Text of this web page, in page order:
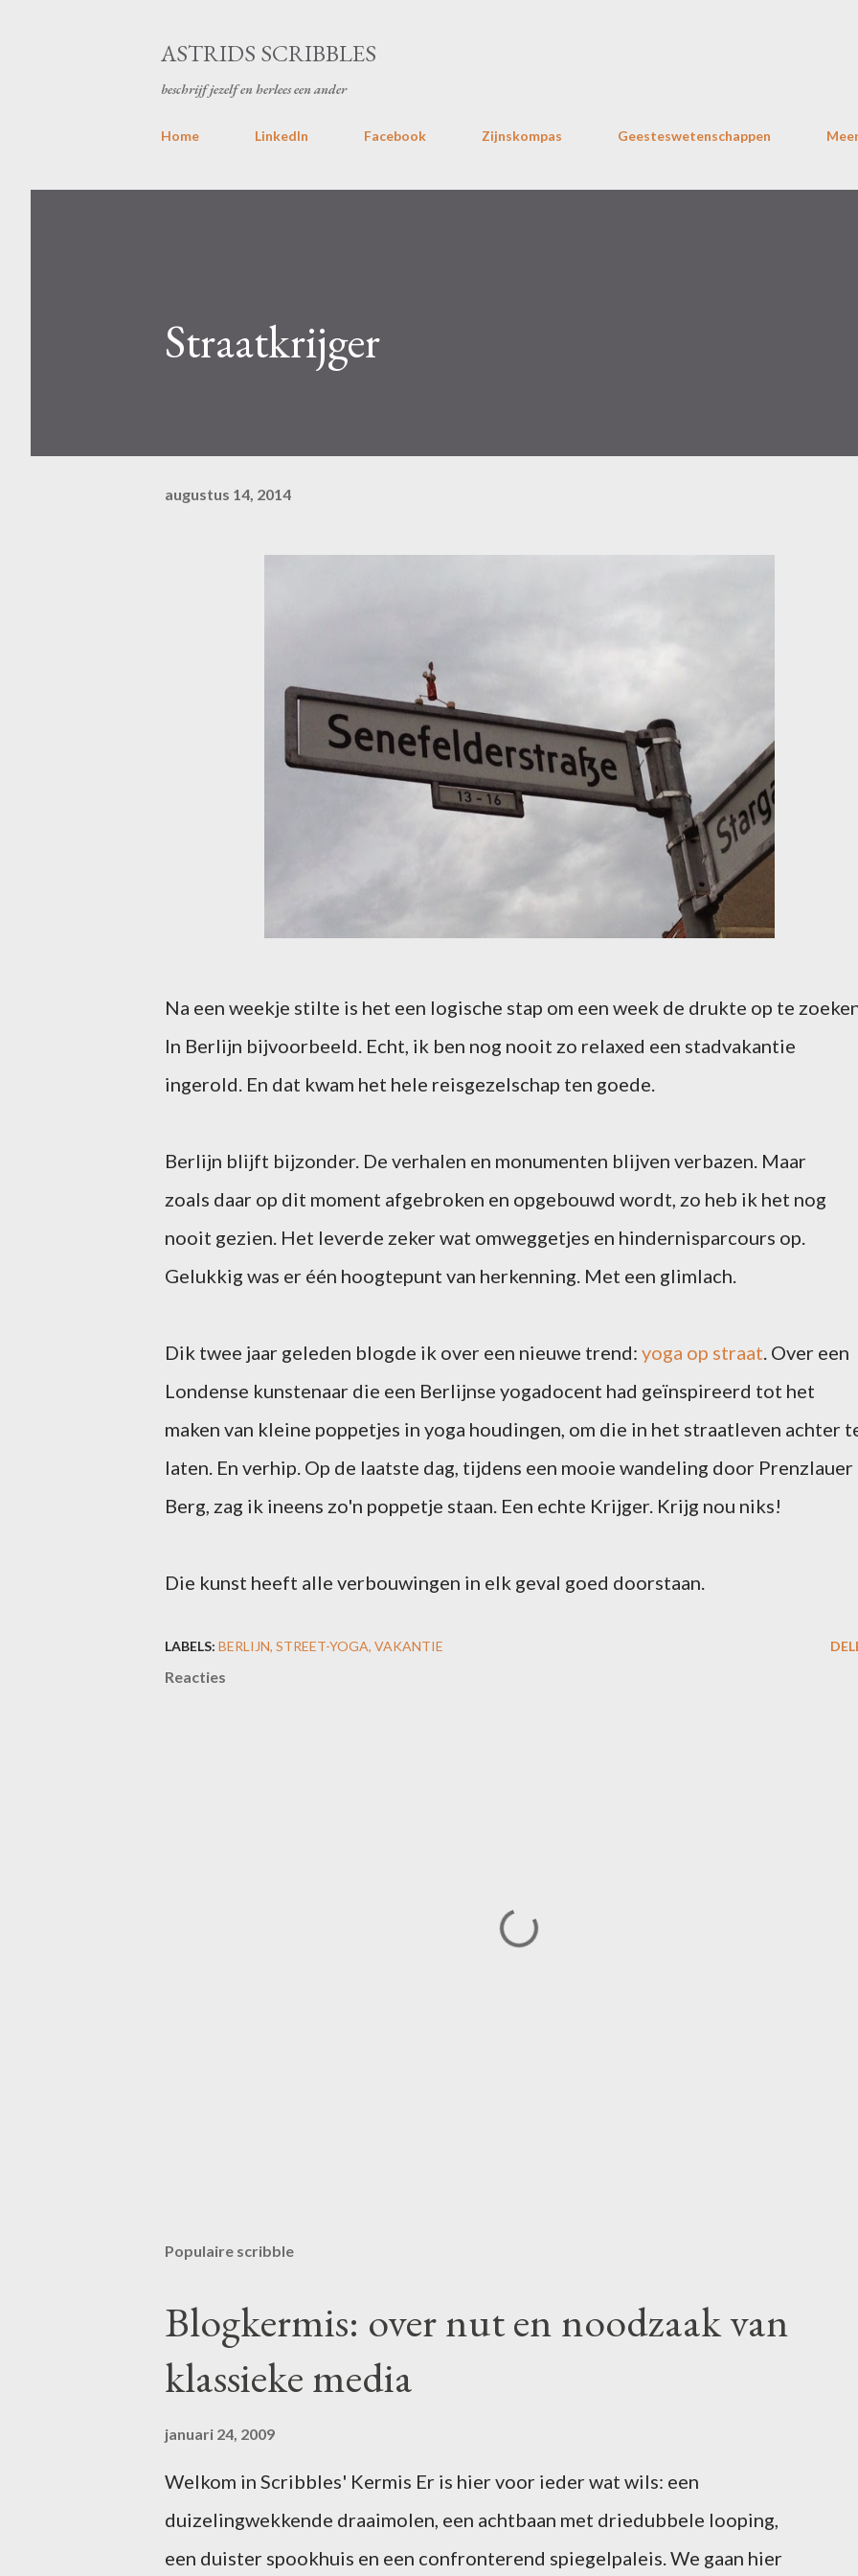
ASTRIDS SCRIBBLES
beschrijf jezelf en herlees een ander
Home LinkedIn Facebook Zijnskompas Geesteswetenschappen
Straatkrijger
augustus 14, 2014
Na een weekje stilte is het een logische stap om een week de drukte op te
In Berlijn bijvoorbeeld. Echt, ik ben nog nooit zo relaxed een stadvakantie
ingerold. En dat kwam het hele reisgezelschap ten goede.
Berlijn blijft bijzonder. De verhalen en monumenten blijven verbazen. Maar
zoals daar op dit moment afgebroken en opgebouwd wordt, zo heb ik het nog
nooit gezien. Het leverde zeker wat omweggetjes en hindernisparcours op.
Gelukkig was er één hoogtepunt van herkenning. Met een glimlach.
Dik twee jaar geleden blogde ik over een nieuwe trend: yoga op straat . Over een
Londense kunstenaar die een Berlijnse yogadocent had geïnspireerd tot het
maken van kleine poppetjes in yoga houdingen, om die in het straatleven achter
laten. En verhip. Op de laatste dag, tijdens een mooie wandeling door Prenzlauer
Berg, zag ik ineens zo'n poppetje staan. Een echte Krijger. Krijg nou niks!
Die kunst heeft alle verbouwingen in elk geval goed doorstaan.
LABELS: BERLIJN STREET-YOGA VAKANTIE
Reacties
Populaire scribble
Blogkermis: over nut en noodzaak van
klassieke media
januari 24, 2009
Welkom in Scribbles' Kermis Er is hier voor ieder wat wils: een
duizelingwekkende draaimolen, een achtbaan met driedubbele looping,
een duister spookhuis en een confronterend spiegelpaleis. We gaan hier